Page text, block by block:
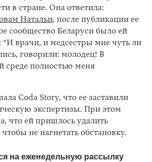
в стране. Она ответила:
Натальи, после публикации ее
сообщество Беларуси было ей
“И врачи, и медсестры мне чуть ли
говорили: молодец! В
среде полностью меня
Coda Story, что ее заставили
экспертизы. При этом
что ей пришлось удалить
не нагнетать обстановку.
на еженедельную рассылку